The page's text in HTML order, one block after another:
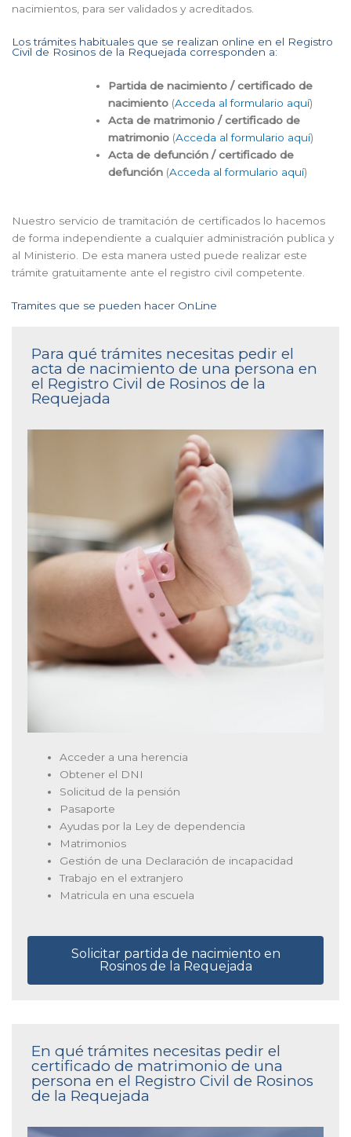
nacimientos, para ser validados y acreditados.
Los trámites habituales que se realizan online en el Registro
Civil de Rosinos de la Requejada corresponden a:
Partida de nacimiento / certificado de
nacimiento (Acceda al formulario aquí)
Acta de matrimonio / certificado de
matrimonio (Acceda al formulario aquí)
Acta de defunción / certificado de
defunción (Acceda al formulario aquí)
Nuestro servicio de tramitación de certificados lo hacemos
de forma independiente a cualquier administración publica y
al Ministerio. De esta manera usted puede realizar este
trámite gratuitamente ante el registro civil competente.
Tramites que se pueden hacer OnLine
Para qué trámites necesitas pedir el
acta de nacimiento de una persona en
el Registro Civil de Rosinos de la
Requejada
Acceder a una herencia
Obtener el DNI
Solicitud de la pensión
Pasaporte
Ayudas por la Ley de dependencia
Matrimonios
Gestión de una Declaración de incapacidad
Trabajo en el extranjero
Matricula en una escuela
Solicitar partida de nacimiento en
Rosinos de la Requejada
En qué trámites necesitas pedir el
certificado de matrimonio de una
persona en el Registro Civil de Rosinos
de la Requejada